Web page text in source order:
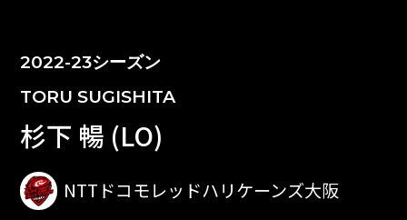
2022-23シーズン
TORU SUGISHITA
杉下 暢 (LO)
NTTドコモレッドハリケーンズ大阪